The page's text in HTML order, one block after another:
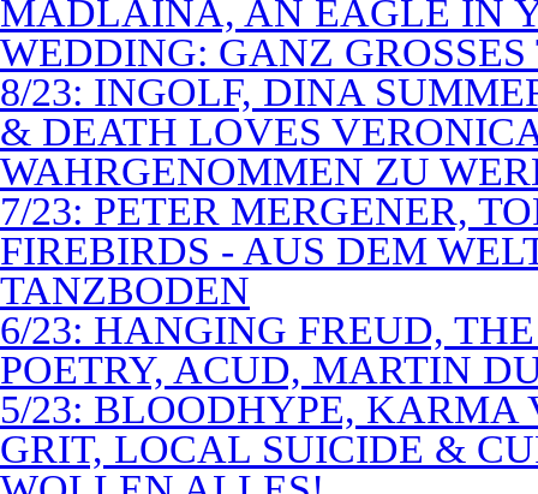
MADLAINA, AN EAGLE IN
WEDDING: GANZ
8/23: INGOLF, DINA
& DEATH LOVES
WAHRGENOMMEN ZU
7/23: PETER MERGENER,
FIREBIRDS - AUS DEM
TANZBODEN
6/23: HANGING FREUD,
POETRY, ACUD, MARTIN
5/23: BLOODHYPE, KARMA
GRIT, LOCAL SUICIDE &